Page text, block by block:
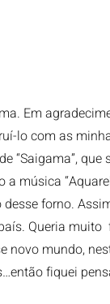
Em
lo com as
“Saigama”, que
a música
forno.
Queria muito
mundo,
fiquei